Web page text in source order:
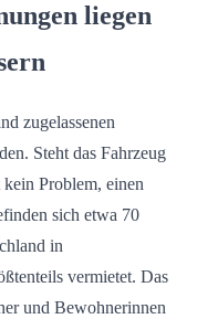
liegen
zugelassenen
Steht das Fahrzeug
Problem, einen
sich etwa 70
in
vermietet. Das
und Bewohnerinnen